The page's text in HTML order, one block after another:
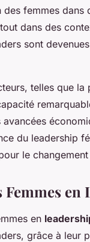
des femmes
dans des
sont
telles que
du leadership
le
Femmes en
en
grâce à leur